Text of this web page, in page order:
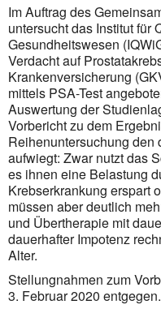
Im Auftrag des
untersucht das Institut für
Gesundheitswesen
Verdacht auf
Krankenversicherung
mittels PSA-Test
Auswertung der
Vorbericht zu dem
Reihenuntersuchung den
aufwiegt: Zwar nutzt das
es ihnen eine Belastung
Krebserkrankung erspart
müssen aber deutlich
und Übertherapie mit
dauerhafter Impotenz
Alter.
Stellungnahmen zum
3. Februar 2020 entgegen.